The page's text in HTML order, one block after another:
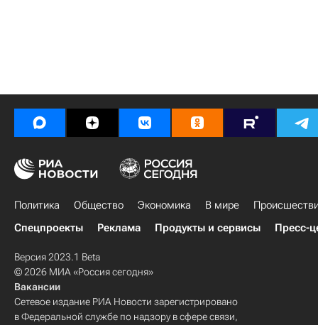
Политика Общество Экономика В мире
Спецпроекты
Реклама Продукты и сервисы Пресс-
Версия 2023.1 Beta
© 2026 МИА «Россия сегодня»
Вакансии
Сетевое издание РИА Новости зарегистрировано
в Федеральной службе по надзору в сфере связи,